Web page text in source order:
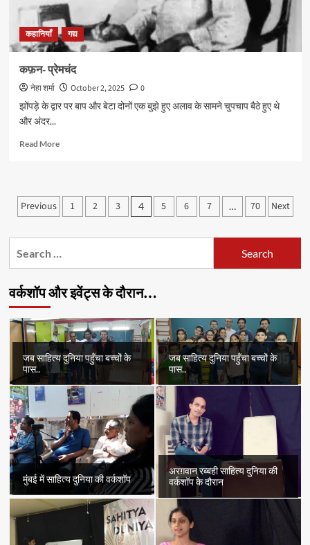
कहानियाँ गद्य
कफ़न- प्रेमचंद
नेहा शर्मा October 2, 2025
0
झोंपड़े के द्वार पर बाप और बेटा दोनों एक बुझे हुए अलाव के सामने चुपचाप बैठे हुए थे
और अंदर...
Read MoreRead
प्रेमचंद
Posts
pagination
Previous 1 2 3 4 5 6 7 … 70 Next
वर्कशॉप और इवेंट्स के दौरान…
जब साहित्य दुनिया पहुँचा बच्चों के
पास..
जब साहित्य दुनिया पहुँचा बच्चों के
पास..
मुंबई में साहित्य दुनिया की वर्कशॉप
अरग़वान रब्बही साहित्य दुनिया की
वर्कशॉप के दौरान